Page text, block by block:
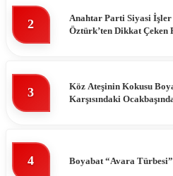
2
Anahtar Parti Siyasi İşler
Öztürk’ten Dikkat Çeken
3
Köz Ateşinin Kokusu
Karşısındaki
4 Boyabat “Avara Türbesi”